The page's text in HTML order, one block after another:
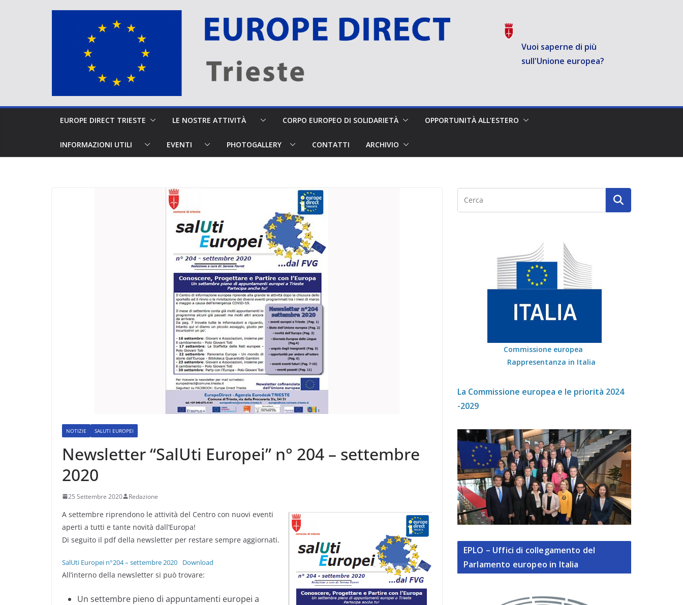
Vuoi saperne di più
sull'Unione europea?
EUROPE DIRECT TRIESTE LE NOSTRE ATTIVITÀ CORPO EUROPEO DI SOLIDARIETÀ OPPORTUNITÀ ALL’ESTERO
INFORMAZIONI UTILI EVENTI PHOTOGALLERY CONTATTI ARCHIVIO
NOTIZIE SALUTI EUROPEI
Newsletter “SalUti Europei” n° 204 – settembre
2020
25 Settembre 2020 Redazione
A settembre riprendono le attività del Centro con nuovi eventi
aperti a tutti e tante novità dall’Europa!
Di seguito il pdf della newsletter per restare sempre aggiornati.
SalUti Europei n°204 – settembre 2020 Download
All’interno della newsletter si può trovare:
Un settembre pieno di appuntamenti europei a
Commissione europea
Rappresentanza in Italia
La Commissione europea e le priorità 2024
-2029
EPLO – Uffici di collegamento del
Parlamento europeo in Italia